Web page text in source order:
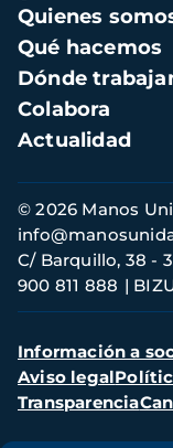
Navegación
principal
Quienes
Qué hacemos
Dónde
Colabora
Actualidad
Información
de
contacto
© 2026 Manos
C/ Barquillo, 38 -
900 811 888
Menú
secundario
Información a
Aviso legal
Transparencia